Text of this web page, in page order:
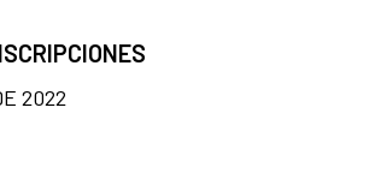
2022